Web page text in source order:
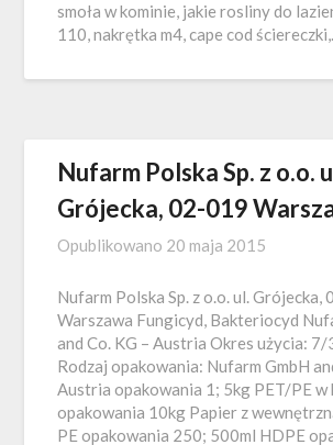
smoła w kominie, jakie rosliny do
110, nakrętka m4, cape cod
Nufarm Polska Sp. z o.o.
Grójecka, 02-019
Opublikowano 20 maja 2015
Nufarm Polska Sp. z o.o. ul. Grójecka,
Warszawa Fungicyd, Bakteriocyd
and Co. KG – Austria Okres użycia:
Rodzaj opakowania: Nufarm GmbH
Austria opakowania 1; 5kg PET/PE w
opakowania 10kg Papier z
PE opakowania 250; 500ml HDPE